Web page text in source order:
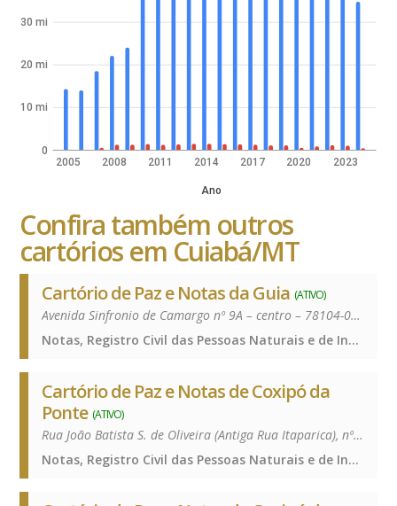
2005 2008 2011 2014 2017 2020 2023
Ano
0
10 mi
20 mi
30 mi
Confira também outros
cartórios em Cuiabá/MT
Cartório de Paz e Notas da Guia (ATIVO)
Avenida Sinfronio de Camargo nº 9A – centro – 78104-000
Notas, Registro Civil das Pessoas Naturais e de Interdições e Tutelas, Notas, Registro Civil das Pessoas Naturais e de Interdições e Tutelas, Notas, Registro Civil das Pessoas Naturais e de Interdições e Tutelas, Notas, Registro Civil das Pessoas Naturais e de Interdições e Tutelas
Cartório de Paz e Notas de Coxipó da
Ponte (ATIVO)
Rua João Batista S. de Oliveira (Antiga Rua Itaparica), nº 26 – Vista Alegre – 78085-712
Notas, Registro Civil das Pessoas Naturais e de Interdições e Tutelas, Notas, Registro Civil das Pessoas Naturais e de Interdições e Tutelas, Notas, Registro Civil das Pessoas Naturais e de Interdições e Tutelas, Notas, Registro Civil das Pessoas Naturais e de Interdições e Tutelas